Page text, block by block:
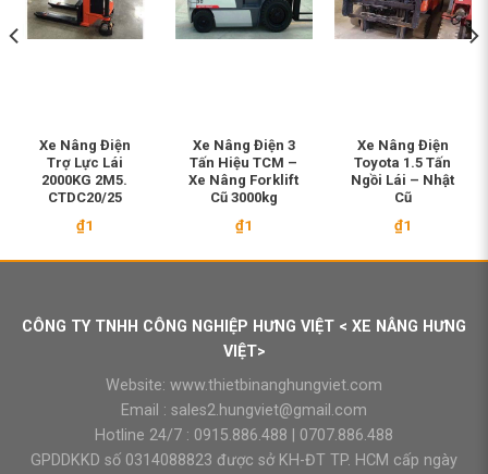
Xe Nâng Điện
Trợ Lực Lái
2000KG 2M5.
CTDC20/25
₫1
Xe Nâng Điện 3
Tấn Hiệu TCM –
Xe Nâng Forklift
Cũ 3000kg
₫1
Xe Nâng Điện
Toyota 1.5 Tấn
Ngồi Lái – Nhật
Cũ
₫1
CÔNG TY TNHH CÔNG NGHIỆP HƯNG VIỆT < XE NÂNG HƯNG
VIỆT>
Website: www.thietbinanghungviet.com
Email : sales2.hungviet@gmail.com
Hotline 24/7 : 0915.886.488
0707.886.488
GPDDKKD số 0314088823 được sở KH-ĐT TP. HCM cấp ngày